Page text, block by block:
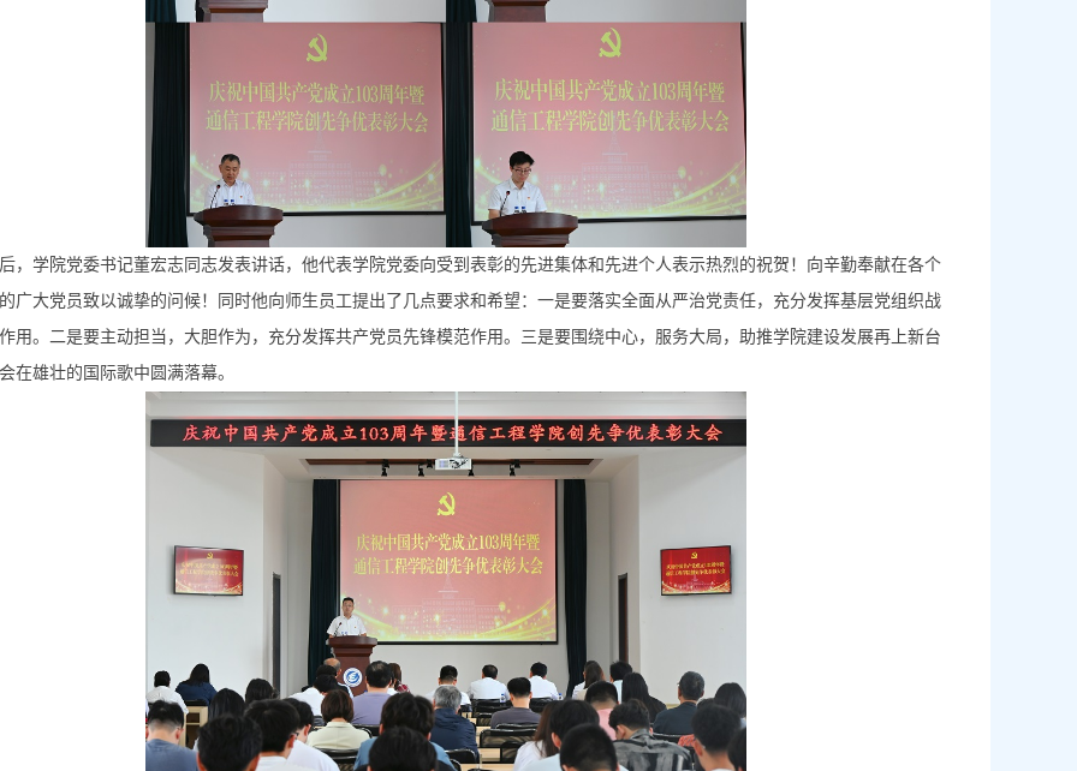
，学院党委书记董宏志同志发表讲话，他代表学院党委向受到表彰的先进集体和先进个人表示热烈的祝贺！向辛勤奉献在各个
广大党员致以诚挚的问候！同时他向师生员工提出了几点要求和希望：一是要落实全面从严治党责任，充分发挥基层党组织战
用。二是要主动担当，大胆作为，充分发挥共产党员先锋模范作用。三是要围绕中心，服务大局，助推学院建设发展再上新台
在雄壮的国际歌中圆满落幕。